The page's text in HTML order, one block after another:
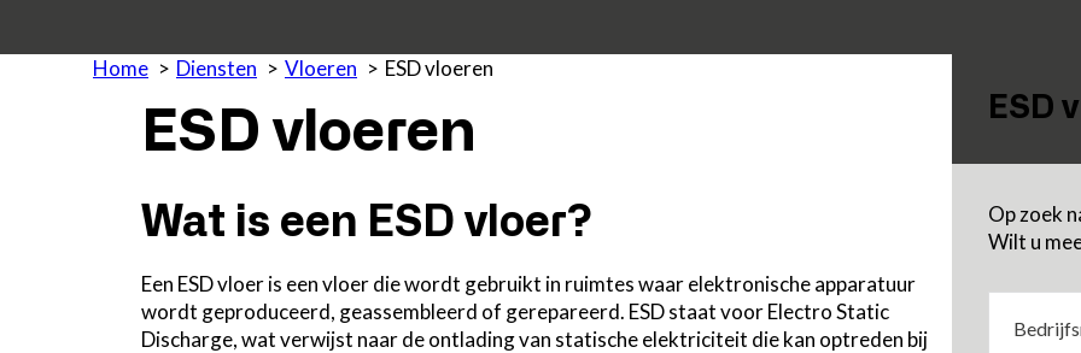
Home Diensten Vloeren ESD vloeren
ESD vloeren
Wat is een ESD vloer?
Een ESD vloer is een vloer die wordt gebruikt in ruimtes waar elektronische apparatuur
wordt geproduceerd, geassembleerd of gerepareerd. ESD staat voor Electro Static
Discharge, wat verwijst naar de ontlading van statische elektriciteit die kan optreden bij
ESD
Op zoek
Wilt u
(Vereist)